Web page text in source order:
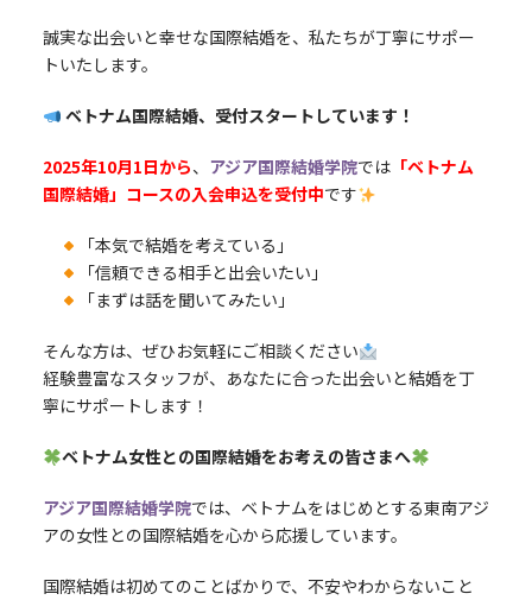
誠実な出会いと幸せな国際結婚を、私たちが丁寧にサポー
トいたします。
ベトナム国際結婚、受付スタートしています！
2025年10月1日から、 アジア国際結婚学院では「ベトナム
国際結婚」コースの入会申込を受付中です
「本気で結婚を考えている」
「信頼できる相手と出会いたい」
「まずは話を聞いてみたい」
そんな方は、ぜひお気軽にご相談ください
経験豊富なスタッフが、あなたに合った出会いと結婚を丁
寧にサポートします！
ベトナム女性との国際結婚をお考えの皆さまへ
アジア国際結婚学院では、ベトナムをはじめとする東南アジ
アの女性との国際結婚を心から応援しています。
国際結婚は初めてのことばかりで、不安やわからないこと